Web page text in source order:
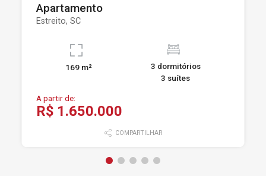
Apartamento
Estreito, SC
169 m²
3 dormitórios
3 suítes
A partir de:
R$ 1.650.000
COMPARTILHAR